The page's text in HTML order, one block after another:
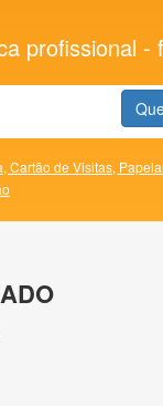
profissional -
Cartão de Visitas,